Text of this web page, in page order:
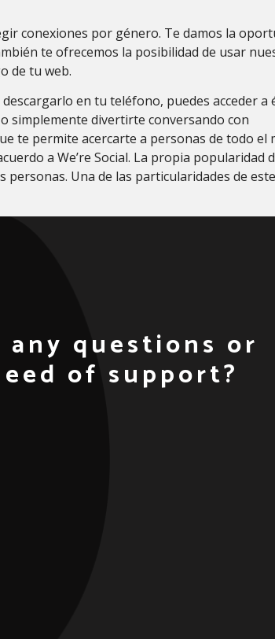
conexiones por género. Te damos la
te ofrecemos la posibilidad de usar
de tu web.
en tu teléfono, puedes acceder a
simplemente divertirte conversando con
te permite acercarte a personas de todo el
a We’re Social. La propia popularidad
Una de las particularidades de
any questions or
of support?